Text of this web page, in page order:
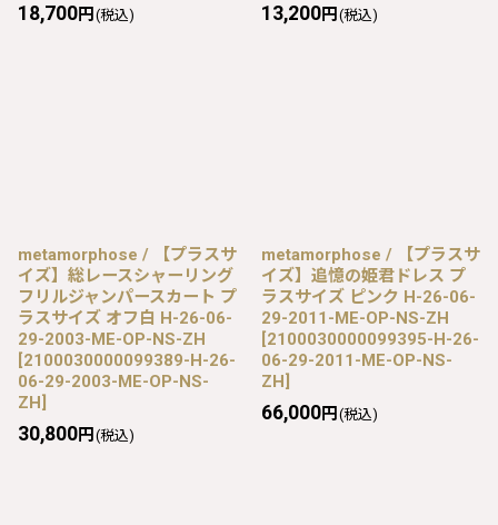
18,700円 (税込) 13,200円 (税込)
metamorphose / 【プラスサ
イズ】総レースシャーリング
フリルジャンパースカート プ
ラスサイズ オフ白 H-26-06-
29-2003-ME-OP-NS-ZH
[2100030000099389-H-26-
06-29-2003-ME-OP-NS-
ZH]
30,800円 (税込)
metamorphose / 【プラスサ
イズ】追憶の姫君ドレス プ
ラスサイズ ピンク H-26-06-
29-2011-ME-OP-NS-ZH
[2100030000099395-H-26-
06-29-2011-ME-OP-NS-
ZH]
66,000円 (税込)